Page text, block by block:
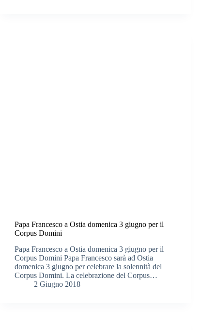
Papa Francesco a Ostia domenica 3 giugno per il
Corpus Domini
Papa Francesco a Ostia domenica 3 giugno per il
Corpus Domini Papa Francesco sarà ad Ostia
domenica 3 giugno per celebrare la solennità del
Corpus Domini. La celebrazione del Corpus…
2 Giugno 2018